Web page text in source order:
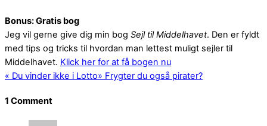
Bonus: Gratis bog
Jeg vil gerne give dig min bog Sejl til Middelhavet. Den er fyldt
med tips og tricks til hvordan man lettest muligt sejler til
Middelhavet. Klick her for at få bogen nu
« Du vinder ikke i Lotto» Frygter du også pirater?
1 Comment